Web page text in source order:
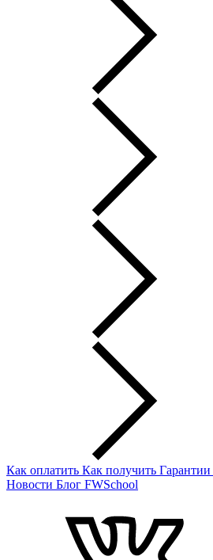
Как оплатить Как получить Гарантии
Новости Блог FWSchool